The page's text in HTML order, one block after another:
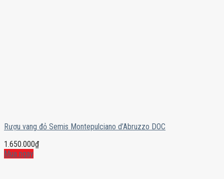
Rượu vang đỏ Semis Montepulciano d’Abruzzo DOC
1.650.000₫
Mua ngay